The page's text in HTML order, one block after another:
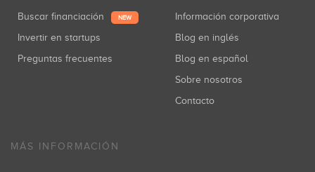
Buscar financiación NEW
Invertir en startups
Preguntas frecuentes
Información corporativa
Blog en inglés
Blog en español
Sobre nosotros
Contacto
MÁS INFORMACIÓN